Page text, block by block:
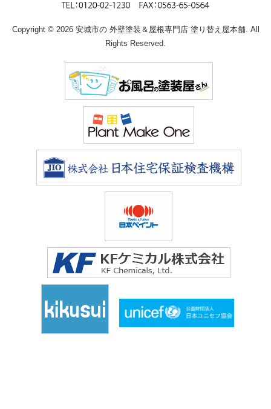
Copyright © 2026 安城市の 外壁塗装＆屋根専門店 塗り替え屋本舗. All
Rights Reserved.